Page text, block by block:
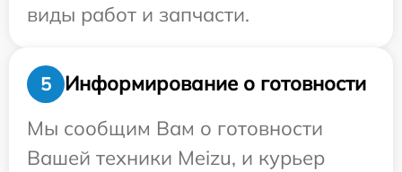
виды работ и запчасти.
5
Информирование о готовности
Мы сообщим Вам о готовности
Вашей техники Meizu, и курьер